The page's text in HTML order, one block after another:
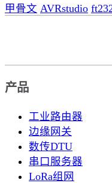
甲骨文 AVRstudio
产品
工业路由器
边缘网关
数传DTU
串口服务器
LoRa组网